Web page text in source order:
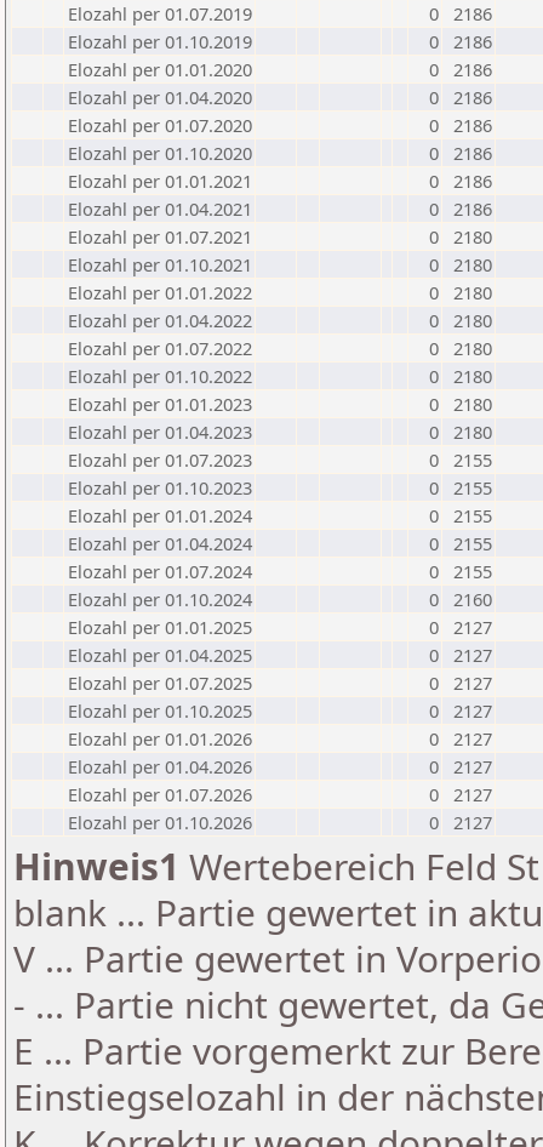
Elozahl per 01.07.2019
0 2186
Elozahl per 01.10.2019
0 2186
Elozahl per 01.01.2020
0 2186
Elozahl per 01.04.2020
0 2186
Elozahl per 01.07.2020
0 2186
Elozahl per 01.10.2020
0 2186
Elozahl per 01.01.2021
0 2186
Elozahl per 01.04.2021
0 2186
Elozahl per 01.07.2021
0 2180
Elozahl per 01.10.2021
0 2180
Elozahl per 01.01.2022
0 2180
Elozahl per 01.04.2022
0 2180
Elozahl per 01.07.2022
0 2180
Elozahl per 01.10.2022
0 2180
Elozahl per 01.01.2023
0 2180
Elozahl per 01.04.2023
0 2180
Elozahl per 01.07.2023
0 2155
Elozahl per 01.10.2023
0 2155
Elozahl per 01.01.2024
0 2155
Elozahl per 01.04.2024
0 2155
Elozahl per 01.07.2024
0 2155
Elozahl per 01.10.2024
0 2160
Elozahl per 01.01.2025
0 2127
Elozahl per 01.04.2025
0 2127
Elozahl per 01.07.2025
0 2127
Elozahl per 01.10.2025
0 2127
Elozahl per 01.01.2026
0 2127
Elozahl per 01.04.2026
0 2127
Elozahl per 01.07.2026
0 2127
Elozahl per 01.10.2026
0 2127
Hinweis1 Wertebereich Feld
blank ... Partie gewertet in
V ... Partie gewertet in
- ... Partie nicht gewertet, da
E ... Partie vorgemerkt zur
Einstiegselozahl in der